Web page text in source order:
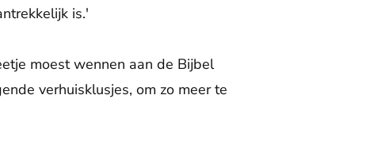
is.'
moest wennen aan de Bijbel
verhuisklusjes, om zo meer te